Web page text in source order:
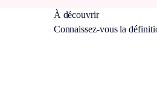
À découvrir
Connaissez-vous la